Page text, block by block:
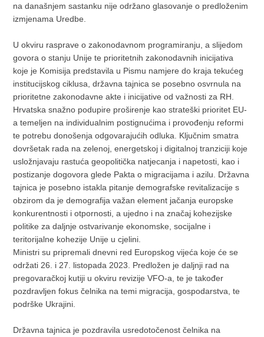
na današnjem sastanku nije održano glasovanje o predloženim
izmjenama Uredbe.
U okviru rasprave o zakonodavnom programiranju, a slijedom
govora o stanju Unije te prioritetnih zakonodavnih inicijativa
koje je Komisija predstavila u Pismu namjere do kraja tekućeg
institucijskog ciklusa, državna tajnica se posebno osvrnula na
prioritetne zakonodavne akte i inicijative od važnosti za RH.
Hrvatska snažno podupire proširenje kao strateški prioritet EU-
a temeljen na individualnim postignućima i provođenju reformi
te potrebu donošenja odgovarajućih odluka. Ključnim smatra
dovršetak rada na zelenoj, energetskoj i digitalnoj tranziciji koje
usložnjavaju rastuća geopolitička natjecanja i napetosti, kao i
postizanje dogovora glede Pakta o migracijama i azilu. Državna
tajnica je posebno istakla pitanje demografske revitalizacije s
obzirom da je demografija važan element jačanja europske
konkurentnosti i otpornosti, a ujedno i na značaj kohezijske
politike za daljnje ostvarivanje ekonomske, socijalne i
teritorijalne kohezije Unije u cjelini.
Ministri su pripremali dnevni red Europskog vijeća koje će se
održati 26. i 27. listopada 2023. Predložen je daljnji rad na
pregovaračkoj kutiji u okviru revizije VFO-a, te je također
pozdravljen fokus čelnika na temi migracija, gospodarstva, te
podrške Ukrajini.
Državna tajnica je pozdravila usredotočenost čelnika na